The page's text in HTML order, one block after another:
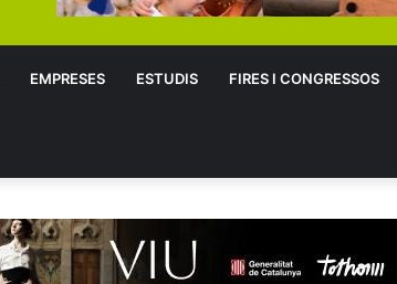
EMPRESES ESTUDIS FIRES I CONGRESSOS